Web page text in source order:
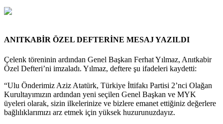
ANITKABİR ÖZEL DEFTERİNE MESAJ YAZILDI
Çelenk töreninin ardından Genel Başkan Ferhat Yılmaz, Anıtkabir
Özel Defteri’ni imzaladı. Yılmaz, deftere şu ifadeleri kaydetti:
“Ulu Önderimiz Aziz Atatürk, Türkiye İttifakı Partisi 2’nci Olağan
Kurultayımızın ardından yeni seçilen Genel Başkan ve MYK
üyeleri olarak, sizin ilkelerinize ve bizlere emanet ettiğiniz değerlere
bağlılıklarımızı arz etmek için yüksek huzurunuzdayız.